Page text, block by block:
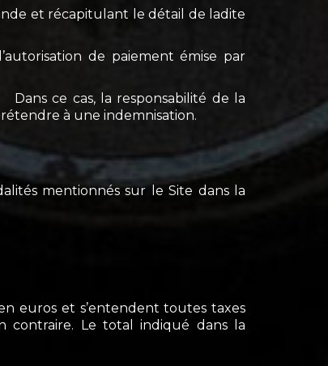
et récapitulant le détail de ladite
de paiement émise par
ce cas, la responsabilité de la
à une indemnisation.
mentionnés sur le Site dans la
euros et s’entendent toutes taxes
contraire. Le total indiqué dans la